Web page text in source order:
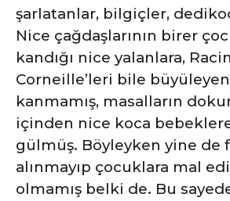
şarlatanlar, bilgiçler,
Nice çağdaşlarının birer
kandığı nice yalanlara,
Corneille’leri bile
kanmamış, masalların
içinden nice koca bebeklere
gülmüş. Böyleyken yine de
alınmayıp çocuklara mal
olmamış belki de. Bu